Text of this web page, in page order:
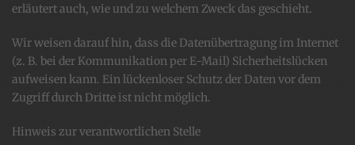
erläutert auch, wie und zu welchem Zweck das geschieht.
Wir weisen darauf hin, dass die Datenübertragung im Internet
(z. B. bei der Kommunikation per E-Mail) Sicherheitslücken
aufweisen kann. Ein lückenloser Schutz der Daten vor dem
Zugriff durch Dritte ist nicht möglich.
Hinweis zur verantwortlichen Stelle